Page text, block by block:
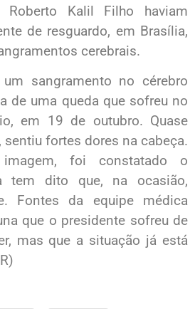
Roberto Kalil Filho haviam
de resguardo, em Brasília,
cerebrais.
sangramento no cérebro
de uma queda que sofreu no
em 19 de outubro. Quase
fortes dores na cabeça.
foi constatado o
tem dito que, na ocasião,
Fontes da equipe médica
que o presidente sofreu de
mas que a situação já está